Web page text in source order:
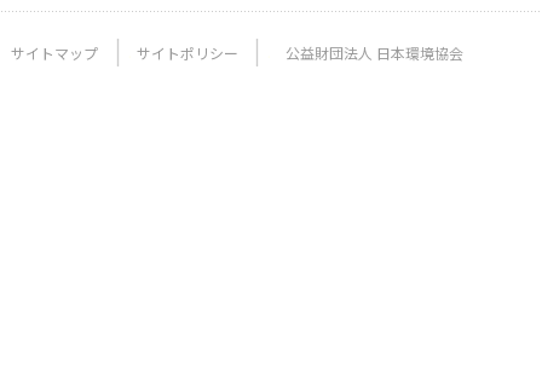
サイトマップ サイトポリシー 公益財団法人 日本環境協会